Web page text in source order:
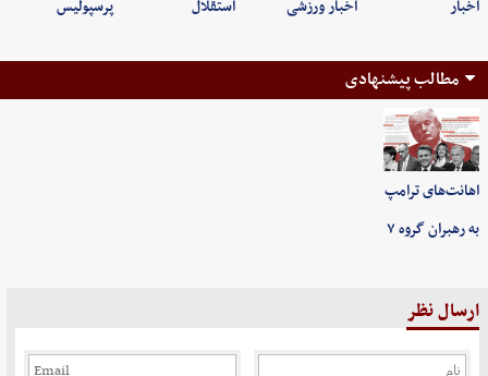
اخبار اخبار ورزشی استقلال پرسپولیس
مطالب پیشنهادی
اهانت‌های ترامپ
به رهبران گروه ۷
ارسال نظر